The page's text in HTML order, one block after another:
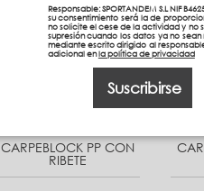
Responsable: SPORTANDEM S.L NIF
su consentimiento será la de
no solicite el cese de la actividad y no
supresión cuando los datos ya no
mediante escrito dirigido al
adicional enla política de privacidad
Suscribirse
CARPEBLOCK PP CON
RIBETE